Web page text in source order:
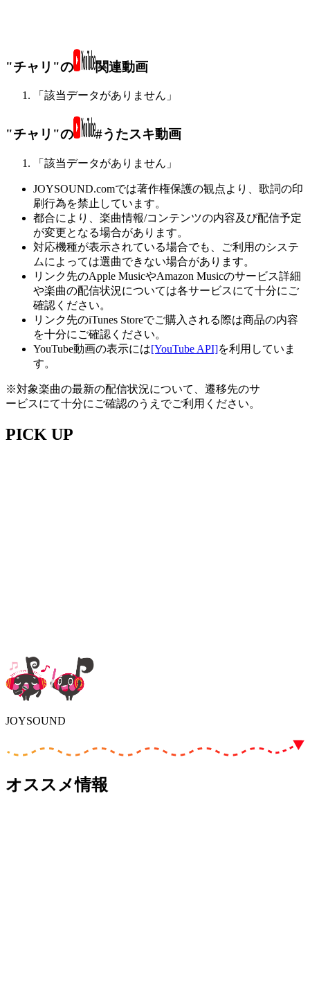
"チャリ"の 関連動画
「該当データがありません」
"チャリ"の #うたスキ動画
「該当データがありません」
JOYSOUND.comでは著作権保護の観点より、歌詞の印
刷行為を禁止しています。
都合により、楽曲情報/コンテンツの内容及び配信予定
が変更となる場合があります。
対応機種が表示されている場合でも、ご利用のシステ
ムによっては選曲できない場合があります。
リンク先のApple MusicやAmazon Musicのサービス詳細
や楽曲の配信状況については各サービスにて十分にご
確認ください。
リンク先のiTunes Storeでご購入される際は商品の内容
を十分にご確認ください。
YouTube動画の表示には[YouTube API]を利用していま
す。
※対象楽曲の最新の配信状況について、遷移先のサ
ービスにて十分にご確認のうえでご利用ください。
PICK UP
JOYSOUND
オススメ情報